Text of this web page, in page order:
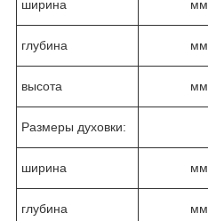
ширина мм
глубина мм
высота мм
Размеры духовки:
ширина мм
глубина мм